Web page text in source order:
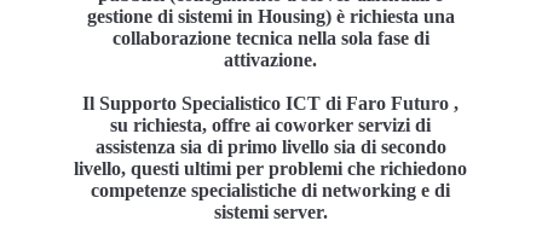
gestione di sistemi in Housing) è richiesta una
collaborazione tecnica nella sola fase di
attivazione.
Il Supporto Specialistico ICT di Faro Futuro ,
su richiesta, offre ai coworker servizi di
assistenza sia di primo livello sia di secondo
livello, questi ultimi per problemi che richiedono
competenze specialistiche di networking e di
sistemi server.